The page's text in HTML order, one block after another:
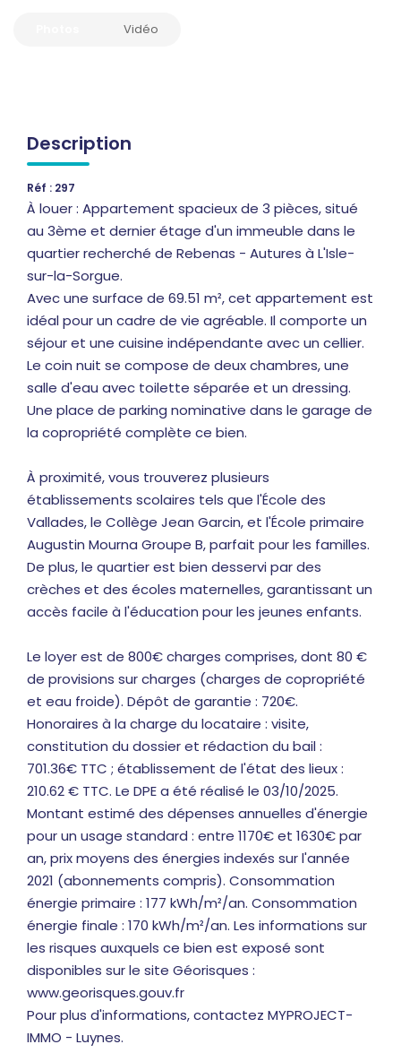
Vidéo
Description
Réf : 297
À louer : Appartement spacieux de 3 pièces, situé
au 3ème et dernier étage d'un immeuble dans le
quartier recherché de Rebenas - Autures à L'Isle-
sur-la-Sorgue.
Avec une surface de 69.51 m², cet appartement est
idéal pour un cadre de vie agréable. Il comporte un
séjour et une cuisine indépendante avec un cellier.
Le coin nuit se compose de deux chambres, une
salle d'eau avec toilette séparée et un dressing.
Une place de parking nominative dans le garage de
la copropriété complète ce bien.
À proximité, vous trouverez plusieurs
établissements scolaires tels que l'École des
Vallades, le Collège Jean Garcin, et l'École primaire
Augustin Mourna Groupe B, parfait pour les familles.
De plus, le quartier est bien desservi par des
crèches et des écoles maternelles, garantissant un
accès facile à l'éducation pour les jeunes enfants.
Le loyer est de 800€ charges comprises, dont 80 €
de provisions sur charges (charges de copropriété
et eau froide). Dépôt de garantie : 720€.
Honoraires à la charge du locataire : visite,
constitution du dossier et rédaction du bail :
701.36€ TTC ; établissement de l'état des lieux :
210.62 € TTC. Le DPE a été réalisé le 03/10/2025.
Montant estimé des dépenses annuelles d'énergie
pour un usage standard : entre 1170€ et 1630€ par
an, prix moyens des énergies indexés sur l'année
2021 (abonnements compris). Consommation
énergie primaire : 177 kWh/m²/an. Consommation
énergie finale : 170 kWh/m²/an. Les informations sur
les risques auxquels ce bien est exposé sont
disponibles sur le site Géorisques :
www.georisques.gouv.fr
Pour plus d'informations, contactez MYPROJECT-
IMMO - Luynes.